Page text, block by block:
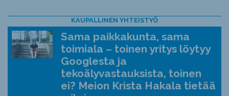
KAUPALLINEN YHTEISTYÖ
Sama paikkakunta, sama
toimiala – toinen yritys löytyy
Googlesta ja
tekoälyvastauksista, toinen
ei? Meion Krista Hakala tietää